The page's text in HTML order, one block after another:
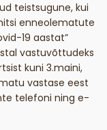
teistsugune, kui
enneolematute
19 aastat”
vastuvõttudeks
kuni 3.maini,
vastase eest
telefoni ning e-